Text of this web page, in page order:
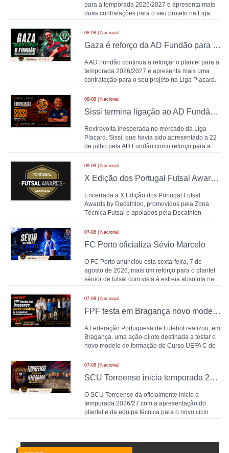
para a temporada 2026/2027 e apresenta mais
duas contratações para o seu projeto na Liga
Placard. Lé
08-08 | Nacional
Gaza é reforço da AD Fundão para 2026/2027
A AD Fundão continua a reforçar o plantel para a
temporada 2026/2027 e apresenta mais uma
contratação para o seu projeto na Liga Placard.
Gaza, gu
08-08 | Nacional
Sissi termina ligação ao AD Fundão duas semanas após apresentação e é reforço da UPVN para 2026/2027
Reviravolta inesperada no mercado da Liga
Placard. Sissi, que havia sido apresentado a 22
de julho pela AD Fundão como reforço para a
temporada 2026
08-08 | Nacional
X Edição dos Portugal Futsal Awards by Decathlon: balanço final da temporada 2025/26
Encerrada a X Edição dos Portugal Futsal
Awards by Decathlon, promovidos pela Zona
Técnica Futsal e apoiados pela Decathlon
Portugal, chega o momen
07-08 | Nacional
FC Porto oficializa Sévio Marcelo
O FC Porto anunciou esta sexta-feira, 7 de
agosto de 2026, mais um reforço para o plantel
sénior de futsal com vista à estreia absoluta na
modalida
07-08 | Nacional
FPF testa em Bragança novo modelo de formação de treinadores de futsal
A Federação Portuguesa de Futebol realizou, em
Bragança, uma ação-piloto destinada a testar o
novo modelo de formação do Curso UEFA C de
Treina
07-08 | Nacional
SCU Torreense inicia temporada 2026/27: Naná comanda plantel jovem
O SCU Torreense dá oficialmente início à
temporada 2026/27 com a apresentação do
plantel e da equipa técnica para o novo ciclo
competitivo na Li